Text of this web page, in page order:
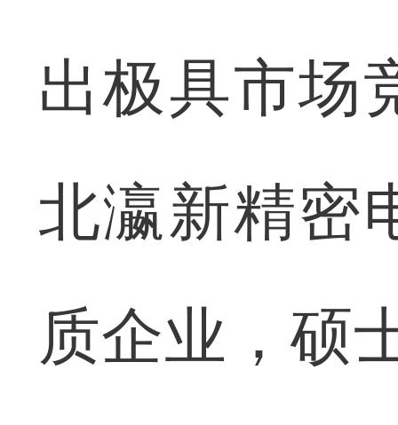
出极具市场
北瀛新精密
质企业，硕